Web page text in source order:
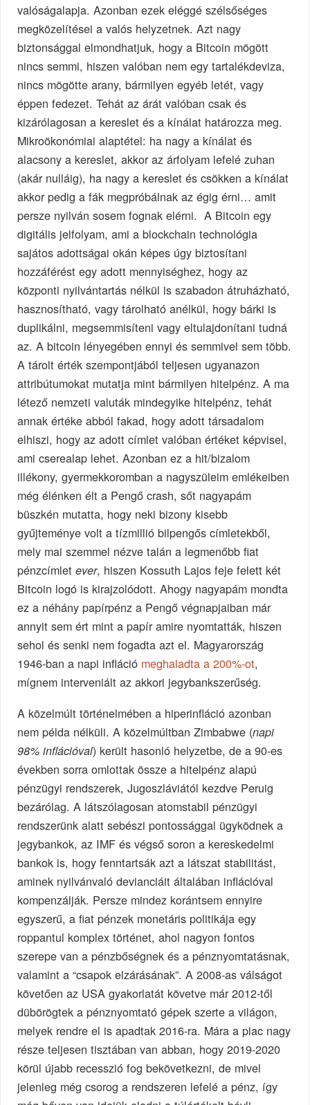
valóságalapja. Azonban ezek eléggé szélsőséges
megközelítései a valós helyzetnek. Azt nagy
biztonsággal elmondhatjuk, hogy a Bitcoin mögött
nincs semmi, hiszen valóban nem egy tartalékdeviza,
nincs mögötte arany, bármilyen egyéb letét, vagy
éppen fedezet. Tehát az árát valóban csak és
kizárólagosan a kereslet és a kínálat határozza meg.
Mikroökonómiai alaptétel: ha nagy a kínálat és
alacsony a kereslet, akkor az árfolyam lefelé zuhan
(akár nulláig), ha nagy a kereslet és csökken a kínálat
akkor pedig a fák megpróbálnak az égig érni… amit
persze nyilván sosem fognak elérni. A Bitcoin egy
digitális jelfolyam, ami a blockchain technológia
sajátos adottságai okán képes úgy biztosítani
hozzáférést egy adott mennyiséghez, hogy az
központi nyilvántartás nélkül is szabadon átruházható,
hasznosítható, vagy tárolható anélkül, hogy bárki is
duplikálni, megsemmisíteni vagy eltulajdonítani tudná
az. A bitcoin lényegében ennyi és semmivel sem több.
A tárolt érték szempontjából teljesen ugyanazon
attribútumokat mutatja mint bármilyen hitelpénz. A ma
létező nemzeti valuták mindegyike hitelpénz, tehát
annak értéke abból fakad, hogy adott társadalom
elhiszi, hogy az adott címlet valóban értéket képvisel,
ami cserealap lehet. Azonban ez a hit/bizalom
illékony, gyermekkoromban a nagyszüleim emlékeiben
még élénken élt a Pengő crash, sőt nagyapám
büszkén mutatta, hogy neki bizony kisebb
gyűjteménye volt a tízmillió bilpengős címletekből,
mely mai szemmel nézve talán a legmenőbb fiat
pénzcímletever, hiszen Kossuth Lajos feje felett két
Bitcoin logó is kirajzolódott. Ahogy nagyapám mondta
ez a néhány papírpénz a Pengő végnapjaiban már
annyit sem ért mint a papír amire nyomtatták, hiszen
sehol és senki nem fogadta azt el. Magyarország
1946-ban a napi infláció meghaladta a 200%-ot,
mígnem interveniált az akkori jegybankszerűség.
A közelmúlt történelmében a hiperinfláció azonban
nem példa nélküli. A közelmúltban Zimbabwe (napi
98% inflációval) került hasonló helyzetbe, de a 90-es
években sorra omlottak össze a hitelpénz alapú
pénzügyi rendszerek, Jugoszláviától kezdve Peruig
bezárólag. A látszólagosan atomstabil pénzügyi
rendszerünk alatt sebészi pontossággal ügyködnek a
jegybankok, az IMF és végső soron a kereskedelmi
bankok is, hogy fenntartsák azt a látszat stabilitást,
aminek nyilvánvaló devianciáit általában inflációval
kompenzálják. Persze mindez korántsem ennyire
egyszerű, a fiat pénzek monetáris politikája egy
roppantul komplex történet, ahol nagyon fontos
szerepe van a pénzbőségnek és a pénznyomtatásnak,
valamint a “csapok elzárásának”. A 2008-as válságot
követően az USA gyakorlatát követve már 2012-től
dübörögtek a pénznyomtató gépek szerte a világon,
melyek rendre el is apadtak 2016-ra. Mára a piac nagy
része teljesen tisztában van abban, hogy 2019-2020
körül újabb recesszió fog bekövetkezni, de mivel
jelenleg még csorog a rendszeren lefelé a pénz, így